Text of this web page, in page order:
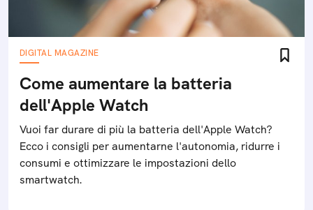
DIGITAL MAGAZINE
Come aumentare la batteria
dell'Apple Watch
Vuoi far durare di più la batteria dell'Apple Watch?
Ecco i consigli per aumentarne l'autonomia, ridurre i
consumi e ottimizzare le impostazioni dello
smartwatch.